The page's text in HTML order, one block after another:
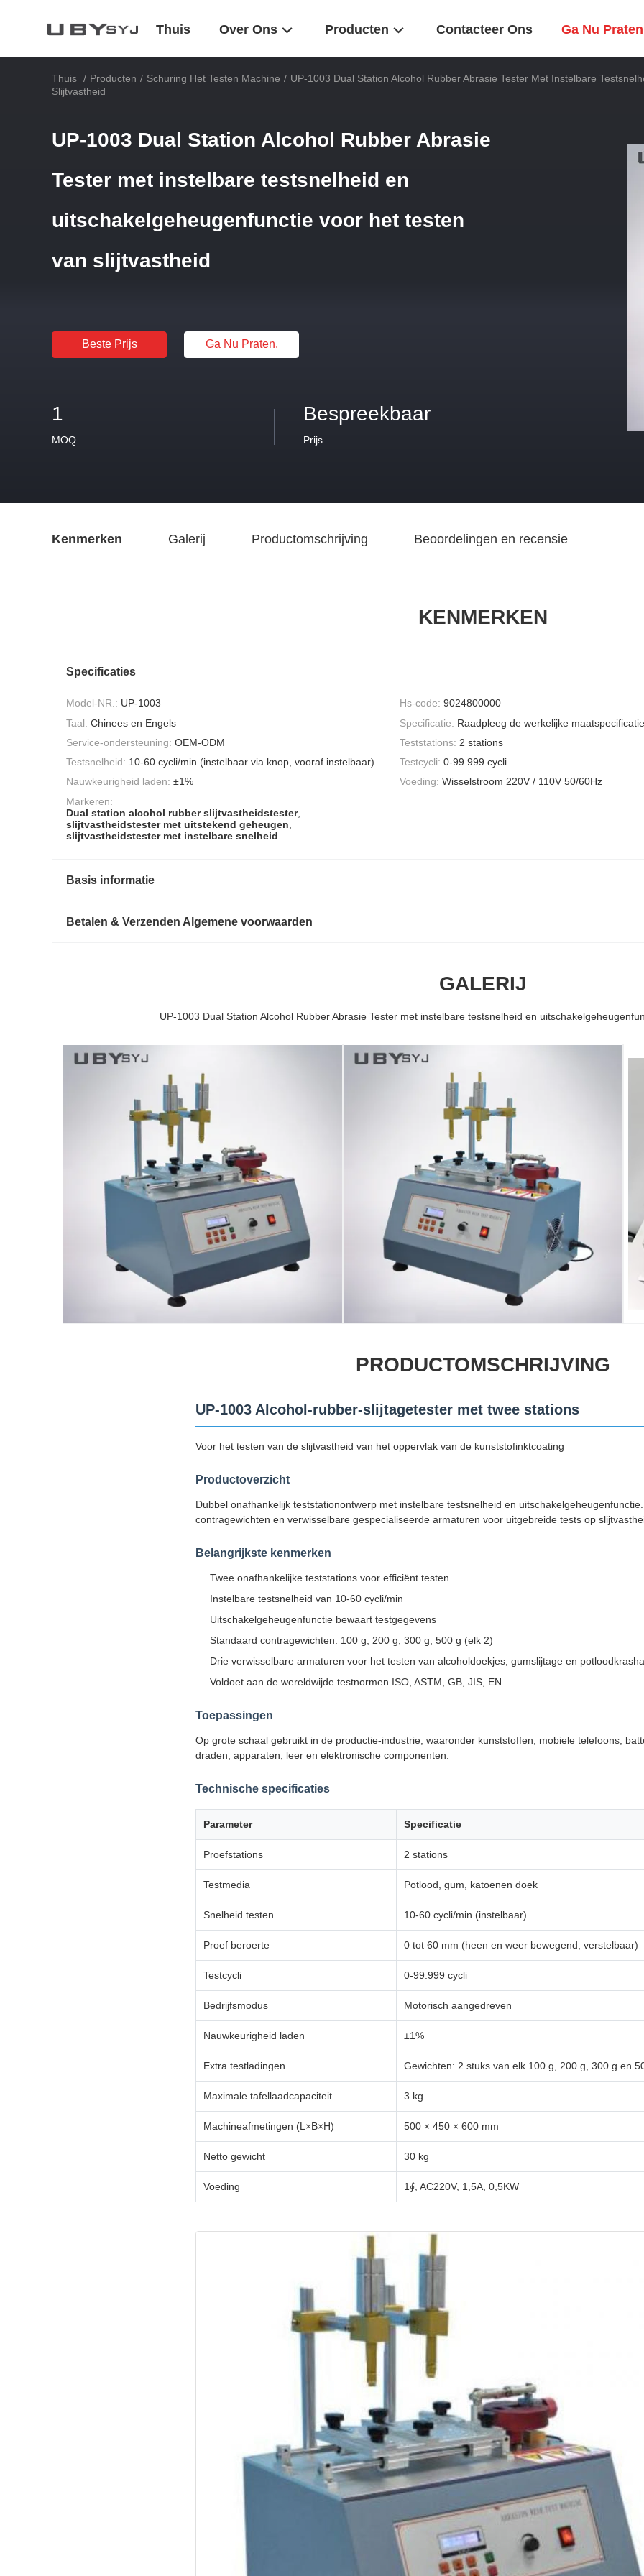
Thuis Over Ons Producten Contacteer Ons Ga Nu
Thuis / Producten / Schuring Het Testen Machine / UP-1003 Dual Station Alcohol Rubber Abrasie Tester Met Instelbare
Slijtvastheid
UP-1003 Dual Station Alcohol Rubber Abrasie
Tester met instelbare testsnelheid en
uitschakelgeheugenfunctie voor het testen
van slijtvastheid
Beste Prijs Ga Nu Praten.
1
MOQ
Bespreekbaar
Prijs
Kenmerken Galerij Productomschrijving Beoordelingen en recensie
KENMERKEN
Specificaties
Model-NR.: UP-1003 Hs-code: 9024800000
Taal: Chinees en Engels Specificatie: Raadpleeg de werkelijke
Service-ondersteuning: OEM-ODM Teststations: 2 stations
Testsnelheid: 10-60 cycli/min (instelbaar via knop, vooraf instelbaar) Testcycli: 0-99.999 cycli
Nauwkeurigheid laden: ±1% Voeding: Wisselstroom 220V / 110V 50/60Hz
Markeren:
Dual station alcohol rubber slijtvastheidstester,
slijtvastheidstester met uitstekend geheugen
slijtvastheidstester met instelbare snelheid
Basis informatie
Betalen & Verzenden Algemene voorwaarden
GALERIJ
UP-1003 Dual Station Alcohol Rubber Abrasie Tester met instelbare testsnelheid en
PRODUCTOMSCHRIJVING
UP-1003 Alcohol-rubber-slijtagetester met twee stations
Voor het testen van de slijtvastheid van het oppervlak van de kunststofinktcoating
Productoverzicht
Dubbel onafhankelijk teststationontwerp met instelbare testsnelheid en
contragewichten en verwisselbare gespecialiseerde armaturen voor uitgebreide tests op
Belangrijkste kenmerken
Twee onafhankelijke teststations voor efficiënt testen
Instelbare testsnelheid van 10-60 cycli/min
Uitschakelgeheugenfunctie bewaart testgegevens
Standaard contragewichten: 100 g, 200 g, 300 g, 500 g (elk 2)
Drie verwisselbare armaturen voor het testen van alcoholdoekjes, gumslijtage en
Voldoet aan de wereldwijde testnormen ISO, ASTM, GB, JIS, EN
Toepassingen
Op grote schaal gebruikt in de productie-industrie, waaronder kunststoffen, mobiele telefoons,
draden, apparaten, leer en elektronische componenten.
Technische specificaties
Parameter Specificatie
Proefstations 2 stations
Testmedia Potlood, gum, katoenen doek
Snelheid testen 10-60 cycli/min (instelbaar)
Proef beroerte 0 tot 60 mm (heen en weer bewegend, verstelbaar)
Testcycli 0-99.999 cycli
Bedrijfsmodus Motorisch aangedreven
Nauwkeurigheid laden ±1%
Extra testladingen Gewichten: 2 stuks van elk 100 g, 200 g, 300 g en
Maximale tafellaadcapaciteit 3 kg
Machineafmetingen (L×B×H) 500 × 450 × 600 mm
Netto gewicht 30 kg
Voeding 1∮, AC220V, 1,5A, 0,5KW